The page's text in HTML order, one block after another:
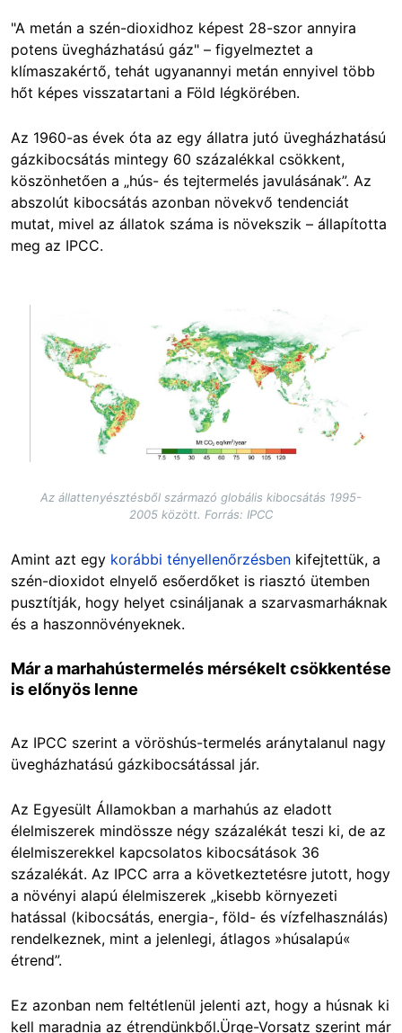
"A metán a szén-dioxidhoz képest 28-szor annyira
potens üvegházhatású gáz" – figyelmeztet a
klímaszakértő, tehát ugyanannyi metán ennyivel több
hőt képes visszatartani a Föld légkörében.
Az 1960-as évek óta az egy állatra jutó üvegházhatású
gázkibocsátás mintegy 60 százalékkal csökkent,
köszönhetően a „hús- és tejtermelés javulásának”. Az
abszolút kibocsátás azonban növekvő tendenciát
mutat, mivel az állatok száma is növekszik – állapította
meg az IPCC.
Az állattenyésztésből származó globális kibocsátás 1995-
2005 között. Forrás: IPCC
Amint azt egy korábbi tényellenőrzésben kifejtettük, a
szén-dioxidot elnyelő esőerdőket is riasztó ütemben
pusztítják, hogy helyet csináljanak a szarvasmarháknak
és a haszonnövényeknek.
Már a marhahústermelés mérsékelt csökkentése
is előnyös lenne
Az IPCC szerint a vöröshús-termelés aránytalanul nagy
üvegházhatású gázkibocsátással jár.
Az Egyesült Államokban a marhahús az eladott
élelmiszerek mindössze négy százalékát teszi ki, de az
élelmiszerekkel kapcsolatos kibocsátások 36
százalékát. Az IPCC arra a következtetésre jutott, hogy
a növényi alapú élelmiszerek „kisebb környezeti
hatással (kibocsátás, energia-, föld- és vízfelhasználás)
rendelkeznek, mint a jelenlegi, átlagos »húsalapú«
étrend”.
Ez azonban nem feltétlenül jelenti azt, hogy a húsnak ki
kell maradnia az étrendünkből.Ürge-Vorsatz szerint már